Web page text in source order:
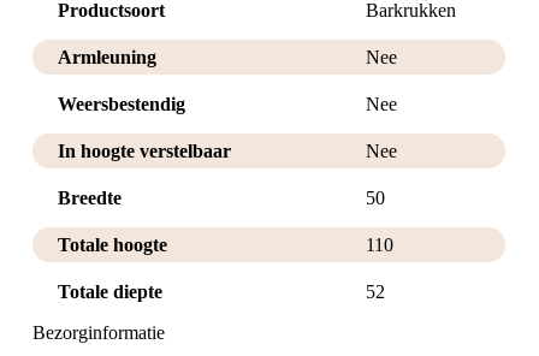
Productsoort Barkrukken
Armleuning Nee
Weersbestendig Nee
In hoogte verstelbaar Nee
Breedte 50
Totale hoogte 110
Totale diepte
52
Bezorginformatie